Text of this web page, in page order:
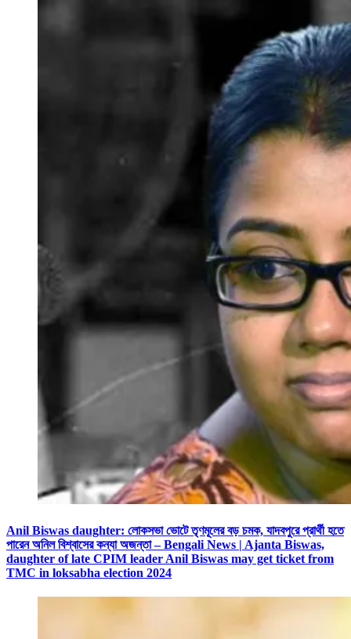
Anil Biswas daughter: লোকসভা ভোটে তৃণমূলের বড় চমক, যাদবপুরে প্রার্থী হতে
পারেন অনিল বিশ্বাসের কন্যা অজন্তা – Bengali News | Ajanta Biswas,
daughter of late CPIM leader Anil Biswas may get ticket from
TMC in loksabha election 2024